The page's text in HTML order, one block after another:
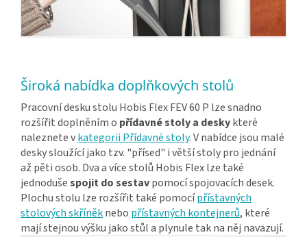
Široká nabídka doplňkových stolů
Pracovní desku stolu Hobis Flex FEV 60 P lze snadno
rozšířit doplněním o přídavné stoly a deskykteré
naleznete vkategorii Přídavné stoly. V nabídce jsou malé
desky sloužící jako tzv. "přísed" i větší stoly pro jednání
až pěti osob. Dva a více stolů Hobis Flex lze také
jednodušespojit do sestavpomocí spojovacích desek.
Plochu stolu lze rozšířit také pomocípřístavných
stolových skříněknebo přístavných kontejnerů, které
mají stejnou výšku jako stůl a plynule tak na něj navazují.